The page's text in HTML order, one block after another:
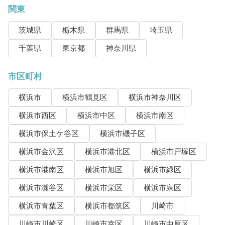
関東
茨城県 栃木県 群馬県
埼玉県
千葉県
東京都 神奈川県
市区町村
横浜市 横浜市鶴見区
横浜市神奈川区
横浜市西区
横浜市中区
横浜市南区
横浜市保土ケ谷区
横浜市磯子区
横浜市金沢区
横浜市港北区
横浜市戸塚区
横浜市港南区
横浜市旭区
横浜市緑区
横浜市瀬谷区
横浜市栄区
横浜市泉区
横浜市青葉区
横浜市都筑区
川崎市